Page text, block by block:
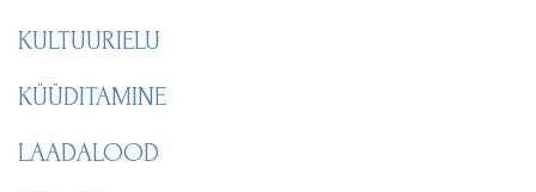
KULTUURIELU
KÜÜDITAMINE
LAADALOOD